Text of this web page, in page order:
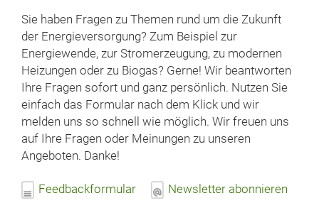
Sie haben Fragen zu Themen rund um die Zukunft
der Energieversorgung? Zum Beispiel zur
Energiewende, zur Stromerzeugung, zu modernen
Heizungen oder zu Biogas? Gerne! Wir beantworten
Ihre Fragen sofort und ganz persönlich. Nutzen Sie
einfach das Formular nach dem Klick und wir
melden uns so schnell wie möglich. Wir freuen uns
auf Ihre Fragen oder Meinungen zu unseren
Angeboten. Danke!
Feedbackformular Newsletter abonnieren